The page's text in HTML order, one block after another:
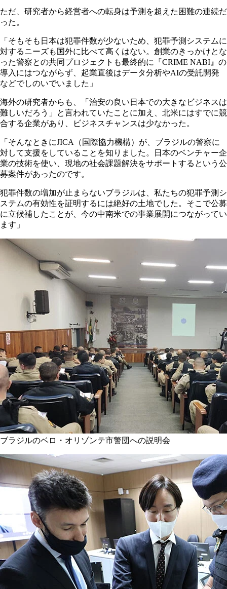
ただ、研究者から経営者への転身は予測を超えた困難の連続だ
った。
「そもそも日本は犯罪件数が少ないため、犯罪予測システムに
対するニーズも国外に比べて高くはない。創業のきっかけとな
った警察との共同プロジェクトも最終的に『CRIME NABI』の
導入にはつながらず、起業直後はデータ分析やAIの受託開発
などでしのいでいました」
海外の研究者からも、「治安の良い日本での大きなビジネスは
難しいだろう」と言われていたことに加え、北米にはすでに競
合する企業があり、ビジネスチャンスは少なかった。
「そんなときにJICA（国際協力機構）が、ブラジルの警察に
対して支援をしていることを知りました。日本のベンチャー企
業の技術を使い、現地の社会課題解決をサポートするという公
募案件があったのです。
犯罪件数の増加が止まらないブラジルは、私たちの犯罪予測シ
ステムの有効性を証明するには絶好の土地でした。そこで公募
に立候補したことが、今の中南米での事業展開につながってい
ます」
ブラジルのベロ・オリゾンテ市警団への説明会